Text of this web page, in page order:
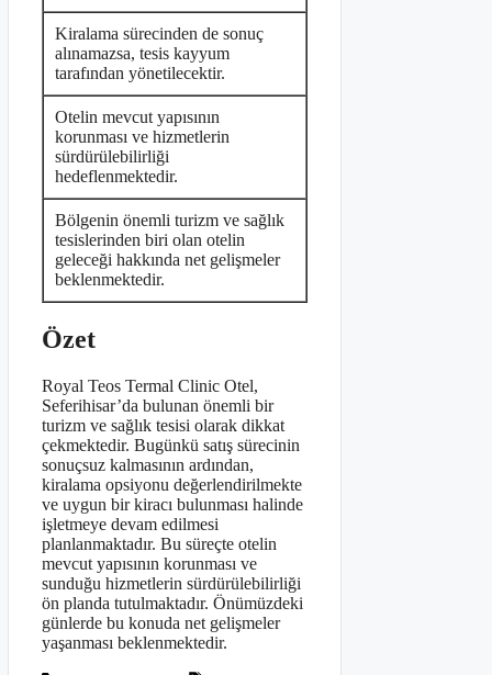
Kiralama sürecinden de sonuç
alınamazsa, tesis kayyum
tarafından yönetilecektir.
Otelin mevcut yapısının
korunması ve hizmetlerin
sürdürülebilirliği
hedeflenmektedir.
Bölgenin önemli turizm ve sağlık
tesislerinden biri olan otelin
geleceği hakkında net gelişmeler
beklenmektedir.
Özet
Royal Teos Termal Clinic Otel,
Seferihisar’da bulunan önemli bir
turizm ve sağlık tesisi olarak dikkat
çekmektedir. Bugünkü satış sürecinin
sonuçsuz kalmasının ardından,
kiralama opsiyonu değerlendirilmekte
ve uygun bir kiracı bulunması halinde
işletmeye devam edilmesi
planlanmaktadır. Bu süreçte otelin
mevcut yapısının korunması ve
sunduğu hizmetlerin sürdürülebilirliği
ön planda tutulmaktadır. Önümüzdeki
günlerde bu konuda net gelişmeler
yaşanması beklenmektedir.